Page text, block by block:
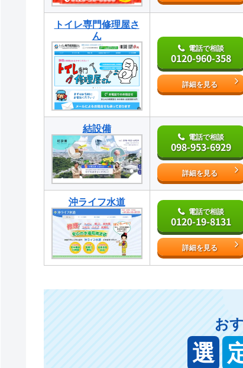
トイレ専門修理屋さ
ん
電話で相談
0120-960-358
詳細を見る
結設備
電話で相談
098-953-6929
詳細を見る
沖ライフ水道
電話で相談
0120-19-8131
詳細を見る
お
選